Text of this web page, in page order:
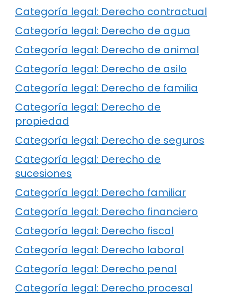
Categoría legal: Derecho contractual
Categoría legal: Derecho de agua
Categoría legal: Derecho de animal
Categoría legal: Derecho de asilo
Categoría legal: Derecho de familia
Categoría legal: Derecho de
propiedad
Categoría legal: Derecho de seguros
Categoría legal: Derecho de
sucesiones
Categoría legal: Derecho familiar
Categoría legal: Derecho financiero
Categoría legal: Derecho fiscal
Categoría legal: Derecho laboral
Categoría legal: Derecho penal
Categoría legal: Derecho procesal